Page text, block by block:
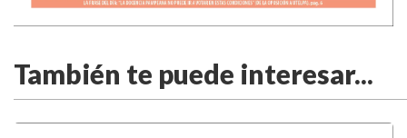
También te puede interesar...